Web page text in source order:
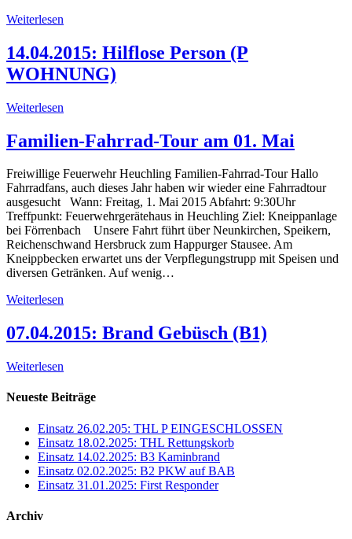
Weiterlesen
14.04.2015: Hilflose Person (P
WOHNUNG)
Weiterlesen
Familien-Fahrrad-Tour am 01. Mai
Freiwillige Feuerwehr Heuchling Familien-Fahrrad-Tour Hallo
Fahrradfans, auch dieses Jahr haben wir wieder eine Fahrradtour
ausgesucht Wann:​ Freitag, 1. Mai 2015 Abfahrt:​ 9:30Uhr
Treffpunkt: Feuerwehrgerätehaus in Heuchling Ziel:​ Kneippanlage
bei Förrenbach Unsere Fahrt führt über Neunkirchen, Speikern,
Reichenschwand Hersbruck zum Happurger Stausee. Am
Kneippbecken erwartet uns der Verpflegungstrupp mit Speisen und
diversen Getränken. Auf wenig…
Weiterlesen
07.04.2015: Brand Gebüsch (B1)
Weiterlesen
Neueste Beiträge
Einsatz 26.02.205: THL P EINGESCHLOSSEN
Einsatz 18.02.2025: THL Rettungskorb
Einsatz 14.02.2025: B3 Kaminbrand
Einsatz 02.02.2025: B2 PKW auf BAB
Einsatz 31.01.2025: First Responder
Archiv